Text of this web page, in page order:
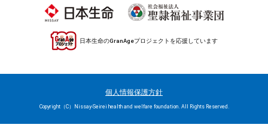
日本生命のGranAgeプロジェクトを応援しています
個人情報保護方針
Copyright（C）Nissay-Seirei health and welfare foundation. All Rights Reserved.